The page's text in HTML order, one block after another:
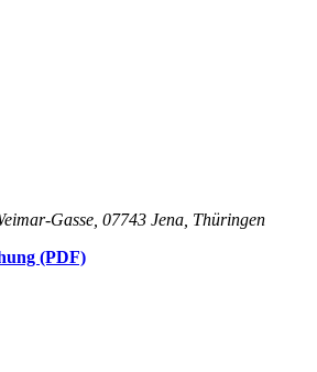
Gasse, 07743 Jena, Thüringen
(PDF)